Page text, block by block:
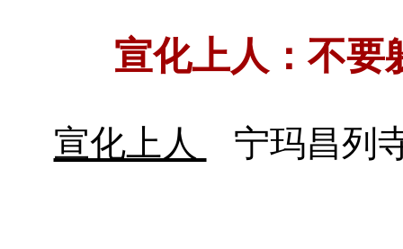
宣化上人：不要
宣化上人 宁玛昌列